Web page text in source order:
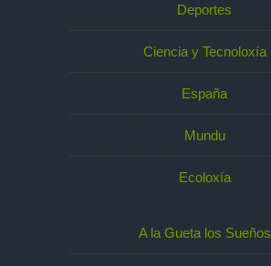
Deportes
Ciencia y Tecnoloxía
España
Mundu
Ecoloxía
A la Gueta los Sueños